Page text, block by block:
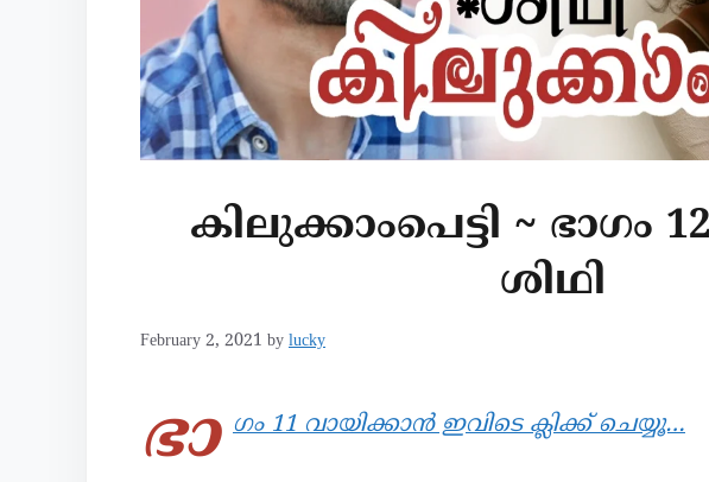
കിലുക്കാംപെട്ടി ~ ഭാഗം
ശിഥി
February 2, 2021 by lucky
ഭാ ഗം 11 വായിക്കാൻ ഇവിടെ ക്ലിക്ക് ചെയ്യൂ…